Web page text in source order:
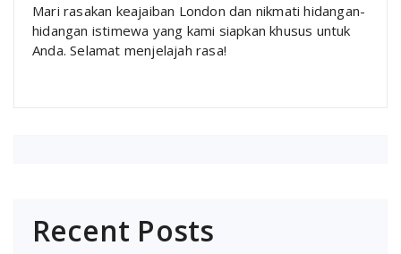
Mari rasakan keajaiban London dan nikmati hidangan-
hidangan istimewa yang kami siapkan khusus untuk
Anda. Selamat menjelajah rasa!
Recent Posts